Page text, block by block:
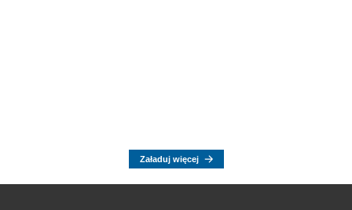
Załaduj więcej